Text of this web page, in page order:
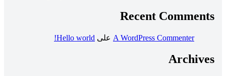
Recent Comments
A WordPress Commenter على Hello world!
Archives